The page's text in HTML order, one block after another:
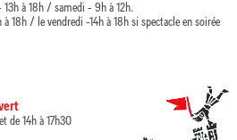
à 18h / samedi - 9h à 12h.
18h / le vendredi -14h à 18h si spectacle en soirée
de 14h à 17h30